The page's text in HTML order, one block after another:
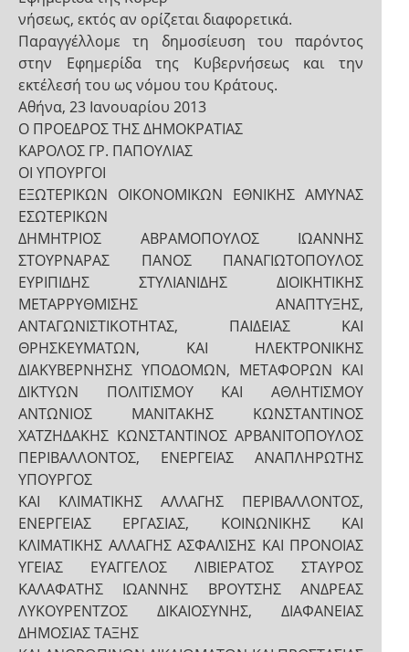
νήσεως, εκτός αν ορίζεται διαφορετικά.
Παραγγέλλομε τη δημοσίευση του παρόντος
στην Εφημερίδα της Κυβερνήσεως και την
εκτέλεσή του ως νόμου του Κράτους.
Αθήνα, 23 Ιανουαρίου 2013
Ο ΠΡΟΕΔΡΟΣ ΤΗΣ ΔΗΜΟΚΡΑΤΙΑΣ
ΚΑΡΟΛΟΣ ΓΡ. ΠΑΠΟΥΛΙΑΣ
ΟΙ ΥΠΟΥΡΓΟΙ
ΕΞΩΤΕΡΙΚΩΝ ΟΙΚΟΝΟΜΙΚΩΝ ΕΘΝΙΚΗΣ ΑΜΥΝΑΣ
ΕΣΩΤΕΡΙΚΩΝ
ΔΗΜΗΤΡΙΟΣ ΑΒΡΑΜΟΠΟΥΛΟΣ ΙΩΑΝΝΗΣ
ΣΤΟΥΡΝΑΡΑΣ ΠΑΝΟΣ ΠΑΝΑΓΙΩΤΟΠΟΥΛΟΣ
ΕΥΡΙΠΙΔΗΣ ΣΤΥΛΙΑΝΙΔΗΣ ΔΙΟΙΚΗΤΙΚΗΣ
ΜΕΤΑΡΡΥΘΜΙΣΗΣ ΑΝΑΠΤΥΞΗΣ,
ΑΝΤΑΓΩΝΙΣΤΙΚΟΤΗΤΑΣ, ΠΑΙΔΕΙΑΣ ΚΑΙ
ΘΡΗΣΚΕΥΜΑΤΩΝ, ΚΑΙ ΗΛΕΚΤΡΟΝΙΚΗΣ
ΔΙΑΚΥΒΕΡΝΗΣΗΣ ΥΠΟΔΟΜΩΝ, ΜΕΤΑΦΟΡΩΝ ΚΑΙ
ΔΙΚΤΥΩΝ ΠΟΛΙΤΙΣΜΟΥ ΚΑΙ ΑΘΛΗΤΙΣΜΟΥ
ΑΝΤΩΝΙΟΣ ΜΑΝΙΤΑΚΗΣ ΚΩΝΣΤΑΝΤΙΝΟΣ
ΧΑΤΖΗΔΑΚΗΣ ΚΩΝΣΤΑΝΤΙΝΟΣ ΑΡΒΑΝΙΤΟΠΟΥΛΟΣ
ΠΕΡΙΒΑΛΛΟΝΤΟΣ, ΕΝΕΡΓΕΙΑΣ ΑΝΑΠΛΗΡΩΤΗΣ
ΥΠΟΥΡΓΟΣ
ΚΑΙ ΚΛΙΜΑΤΙΚΗΣ ΑΛΛΑΓΗΣ ΠΕΡΙΒΑΛΛΟΝΤΟΣ,
ΕΝΕΡΓΕΙΑΣ ΕΡΓΑΣΙΑΣ, ΚΟΙΝΩΝΙΚΗΣ ΚΑΙ
ΚΛΙΜΑΤΙΚΗΣ ΑΛΛΑΓΗΣ ΑΣΦΑΛΙΣΗΣ ΚΑΙ ΠΡΟΝΟΙΑΣ
ΥΓΕΙΑΣ ΕΥΑΓΓΕΛΟΣ ΛΙΒΙΕΡΑΤΟΣ ΣΤΑΥΡΟΣ
ΚΑΛΑΦΑΤΗΣ ΙΩΑΝΝΗΣ ΒΡΟΥΤΣΗΣ ΑΝΔΡΕΑΣ
ΛΥΚΟΥΡΕΝΤΖΟΣ ΔΙΚΑΙΟΣΥΝΗΣ, ΔΙΑΦΑΝΕΙΑΣ
ΔΗΜΟΣΙΑΣ ΤΑΞΗΣ